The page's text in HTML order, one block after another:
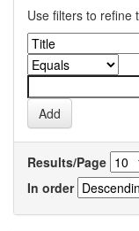
Use filters to refine
Results/Page
In order